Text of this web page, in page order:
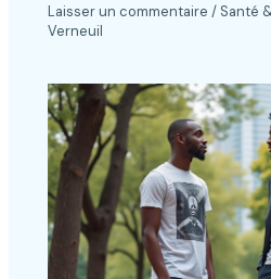
Laisser un commentaire / Santé
Verneuil